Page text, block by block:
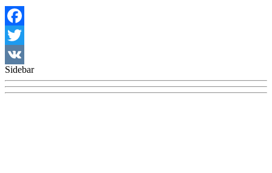
Facebook
Twitter
VK
Sidebar